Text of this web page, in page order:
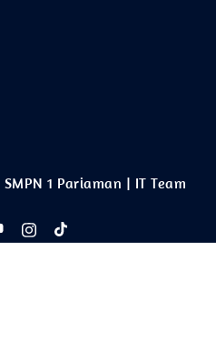
1 Pariaman | IT Team